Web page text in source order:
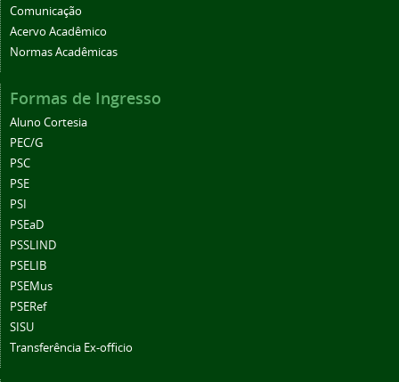
Comunicação
Acervo Acadêmico
Normas Acadêmicas
Formas de Ingresso
Aluno Cortesia
PEC/G
PSC
PSE
PSI
PSEaD
PSSLIND
PSELIB
PSEMus
PSERef
SISU
Transferência Ex-officio